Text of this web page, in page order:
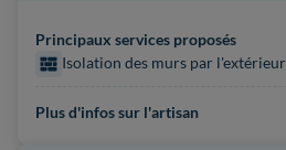
Principaux services proposés
Isolation des murs par l'extérieur
Plus d'infos sur l'artisan